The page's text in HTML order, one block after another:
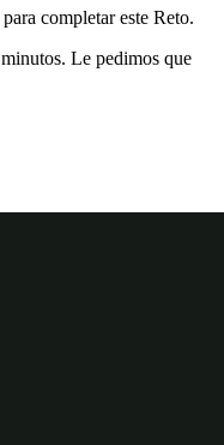
completar este Reto.
Le pedimos que